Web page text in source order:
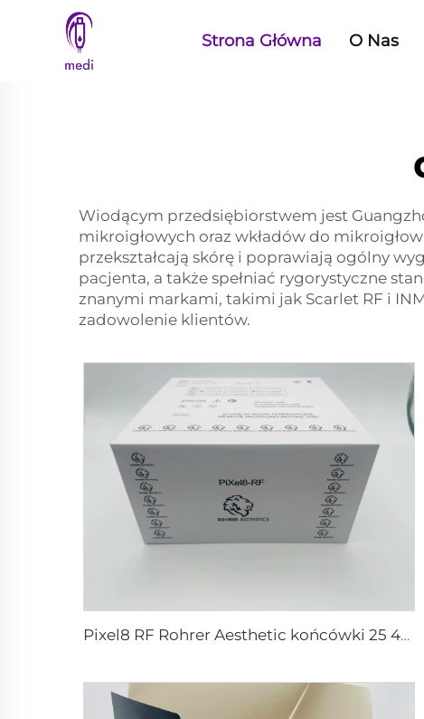
Strona Główna O Nas
Wiodącym przedsiębiorstwem jest
mikroigłowych oraz wkładów do
przekształcają skórę i poprawiają ogólny
pacjenta, a także spełniać rygorystyczne
znanymi markami, takimi jak Scarlet RF i
zadowolenie klientów.
Pixel8 RF Rohrer Aesthetic końcówki 25 49 64